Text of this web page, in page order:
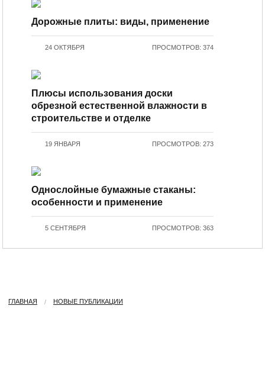
Дорожные плиты: виды, применение
24 ОКТЯБРЯ ПРОСМОТРОВ: 374
Плюсы использования доски
обрезной естественной влажности в
строительстве и отделке
19 ЯНВАРЯ ПРОСМОТРОВ: 273
Однослойные бумажные стаканы:
особенности и применение
5 СЕНТЯБРЯ ПРОСМОТРОВ: 363
ГЛАВНАЯ НОВЫЕ ПУБЛИКАЦИИ